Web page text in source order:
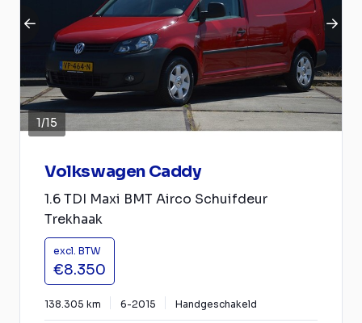
1/15
Volkswagen Caddy
1.6 TDI Maxi BMT Airco Schuifdeur
Trekhaak
excl. BTW
€8.350
138.305 km 6-2015 Handgeschakeld